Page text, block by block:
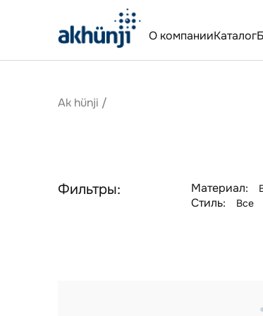
О компанииКаталог
Ak hünji /
Фильтры: Материал:
Стиль: Все